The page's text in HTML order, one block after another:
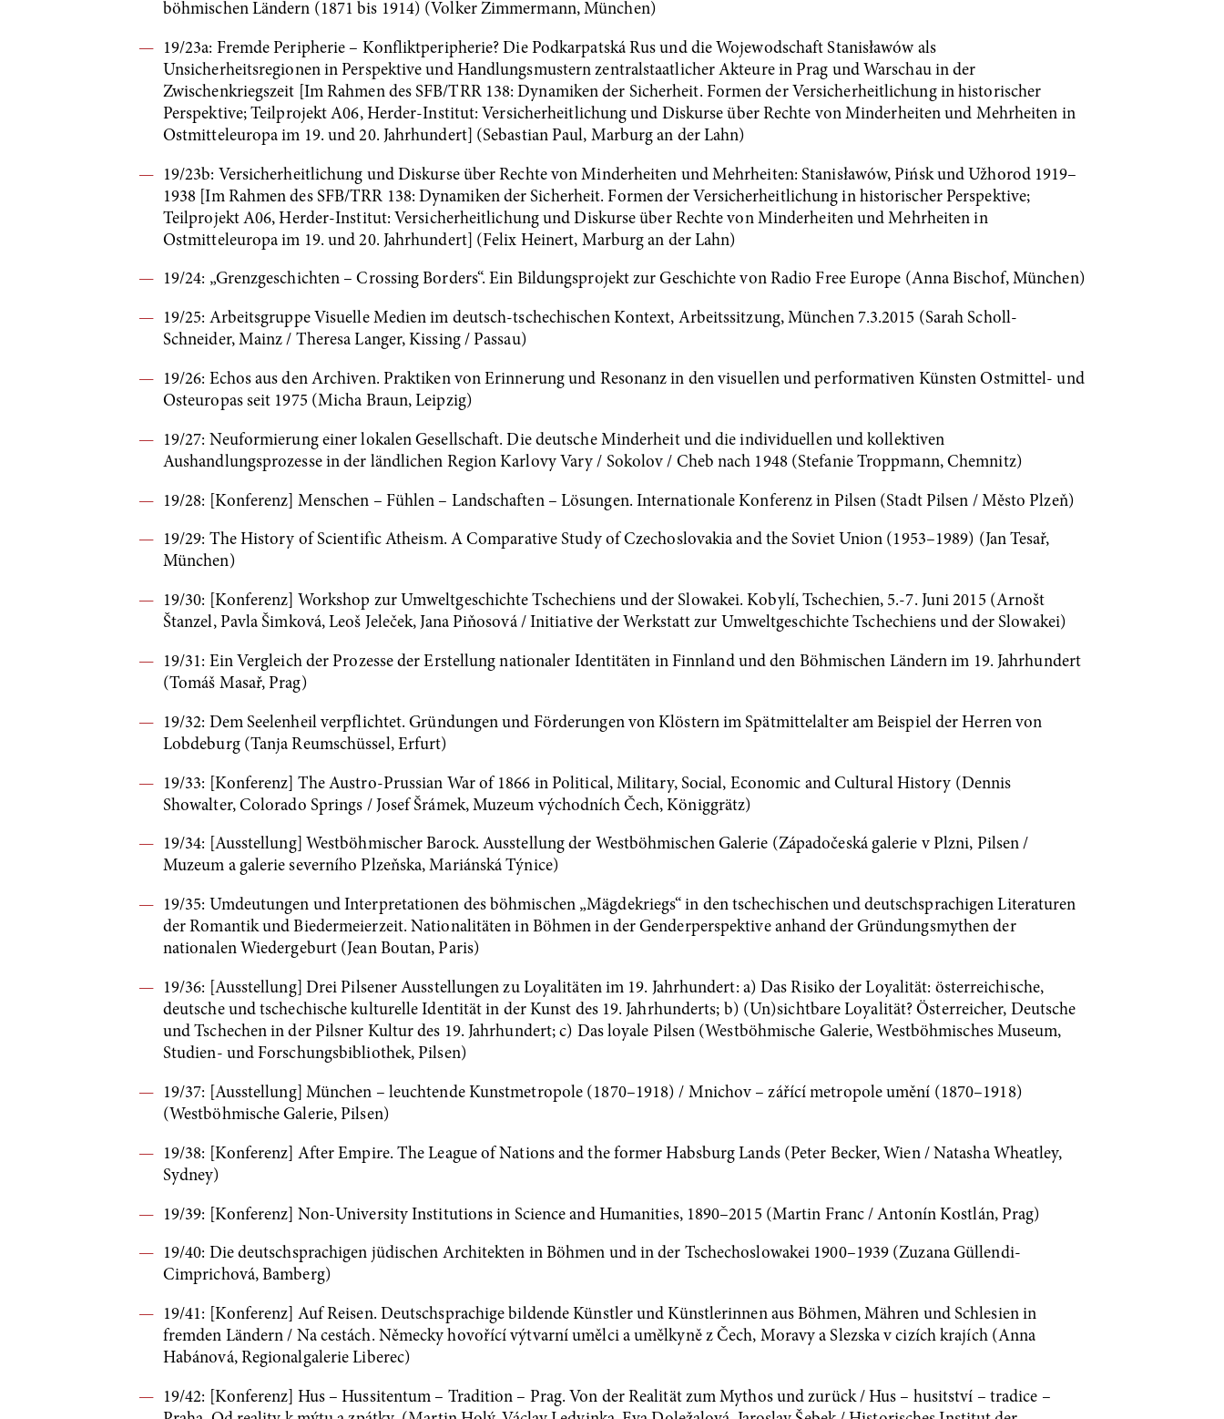
böhmischen Ländern (1871 bis 1914) (Volker Zimmermann, München)
19/23a: Fremde Peripherie – Konfliktperipherie? Die Podkarpatská Rus und die Wojewodschaft Stanisławów als
Unsicherheitsregionen in Perspektive und Handlungsmustern zentralstaatlicher Akteure in Prag und Warschau in der
Zwischenkriegszeit [Im Rahmen des SFB/TRR 138: Dynamiken der Sicherheit. Formen der Versicherheitlichung in historischer
Perspektive; Teilprojekt A06, Herder-Institut: Versicherheitlichung und Diskurse über Rechte von Minderheiten und Mehrheiten in
Ostmitteleuropa im 19. und 20. Jahrhundert] (Sebastian Paul, Marburg an der Lahn)
19/23b: Versicherheitlichung und Diskurse über Rechte von Minderheiten und Mehrheiten: Stanisławów, Pińsk und Užhorod 1919–
1938 [Im Rahmen des SFB/TRR 138: Dynamiken der Sicherheit. Formen der Versicherheitlichung in historischer Perspektive;
Teilprojekt A06, Herder-Institut: Versicherheitlichung und Diskurse über Rechte von Minderheiten und Mehrheiten in
Ostmitteleuropa im 19. und 20. Jahrhundert] (Felix Heinert, Marburg an der Lahn)
19/24: „Grenzgeschichten – Crossing Borders“. Ein Bildungsprojekt zur Geschichte von Radio Free Europe (Anna Bischof, München)
19/25: Arbeitsgruppe Visuelle Medien im deutsch-tschechischen Kontext, Arbeitssitzung, München 7.3.2015 (Sarah Scholl-
Schneider, Mainz / Theresa Langer, Kissing / Passau)
19/26: Echos aus den Archiven. Praktiken von Erinnerung und Resonanz in den visuellen und performativen Künsten Ostmittel- und
Osteuropas seit 1975 (Micha Braun, Leipzig)
19/27: Neuformierung einer lokalen Gesellschaft. Die deutsche Minderheit und die individuellen und kollektiven
Aushandlungsprozesse in der ländlichen Region Karlovy Vary / Sokolov / Cheb nach 1948 (Stefanie Troppmann, Chemnitz)
19/28: [Konferenz] Menschen – Fühlen – Landschaften – Lösungen. Internationale Konferenz in Pilsen (Stadt Pilsen / Město Plzeň)
19/29: The History of Scientific Atheism. A Comparative Study of Czechoslovakia and the Soviet Union (1953–1989) (Jan Tesař,
München)
19/30: [Konferenz] Workshop zur Umweltgeschichte Tschechiens und der Slowakei. Kobylí, Tschechien, 5.-7. Juni 2015 (Arnošt
Štanzel, Pavla Šimková, Leoš Jeleček, Jana Piňosová / Initiative der Werkstatt zur Umweltgeschichte Tschechiens und der Slowakei)
19/31: Ein Vergleich der Prozesse der Erstellung nationaler Identitäten in Finnland und den Böhmischen Ländern im 19. Jahrhundert
(Tomáš Masař, Prag)
19/32: Dem Seelenheil verpflichtet. Gründungen und Förderungen von Klöstern im Spätmittelalter am Beispiel der Herren von
Lobdeburg (Tanja Reumschüssel, Erfurt)
19/33: [Konferenz] The Austro-Prussian War of 1866 in Political, Military, Social, Economic and Cultural History (Dennis
Showalter, Colorado Springs / Josef Šrámek, Muzeum východních Čech, Königgrätz)
19/34: [Ausstellung] Westböhmischer Barock. Ausstellung der Westböhmischen Galerie (Západočeská galerie v Plzni, Pilsen /
Muzeum a galerie severního Plzeňska, Mariánská Týnice)
19/35: Umdeutungen und Interpretationen des böhmischen „Mägdekriegs“ in den tschechischen und deutschsprachigen Literaturen
der Romantik und Biedermeierzeit. Nationalitäten in Böhmen in der Genderperspektive anhand der Gründungsmythen der
nationalen Wiedergeburt (Jean Boutan, Paris)
19/36: [Ausstellung] Drei Pilsener Ausstellungen zu Loyalitäten im 19. Jahrhundert: a) Das Risiko der Loyalität: österreichische,
deutsche und tschechische kulturelle Identität in der Kunst des 19. Jahrhunderts; b) (Un)sichtbare Loyalität? Österreicher, Deutsche
und Tschechen in der Pilsner Kultur des 19. Jahrhundert; c) Das loyale Pilsen (Westböhmische Galerie, Westböhmisches Museum,
Studien- und Forschungsbibliothek, Pilsen)
19/37: [Ausstellung] München – leuchtende Kunstmetropole (1870–1918) / Mnichov – zářící metropole umění (1870–1918)
(Westböhmische Galerie, Pilsen)
19/38: [Konferenz] After Empire. The League of Nations and the former Habsburg Lands (Peter Becker, Wien / Natasha Wheatley,
Sydney)
19/39: [Konferenz] Non-University Institutions in Science and Humanities, 1890–2015 (Martin Franc / Antonín Kostlán, Prag)
19/40: Die deutschsprachigen jüdischen Architekten in Böhmen und in der Tschechoslowakei 1900–1939 (Zuzana Güllendi-
Cimprichová, Bamberg)
19/41: [Konferenz] Auf Reisen. Deutschsprachige bildende Künstler und Künstlerinnen aus Böhmen, Mähren und Schlesien in
fremden Ländern / Na cestách. Německy hovořící výtvarní umělci a umělkyně z Čech, Moravy a Slezska v cizích krajích (Anna
Habánová, Regionalgalerie Liberec)
19/42: [Konferenz] Hus – Hussitentum – Tradition – Prag. Von der Realität zum Mythos und zurück / Hus – husitství – tradice –